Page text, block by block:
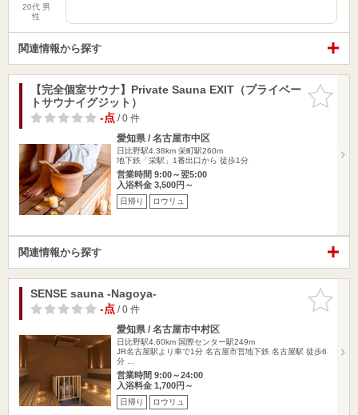
20代 男
性
関連情報から探す
お気に入
りに追加
【完全個室サウナ】Private Sauna EXIT（プライベー
トサウナイグジット）
-点/ 0 件
愛知県 / 名古屋市中区
日比野駅4.38km 栄町駅260m
地下鉄「栄駅」1番出口から 徒歩1分
営業時間 9:00～翌5:00
入浴料金 3,500円～
日帰り ロウリュ
関連情報から探す
お気に入
りに追加
SENSE sauna -Nagoya-
-点/ 0 件
愛知県 / 名古屋市中村区
日比野駅4.60km 国際センター駅249m
JR名古屋駅より車で1分 名古屋市営地下鉄 名古屋駅 徒歩6
分 …
営業時間 9:00～24:00
入浴料金 1,700円～
日帰り ロウリュ